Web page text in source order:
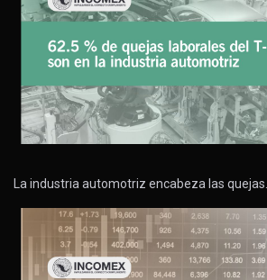
La industria automotriz encabeza las quejas…